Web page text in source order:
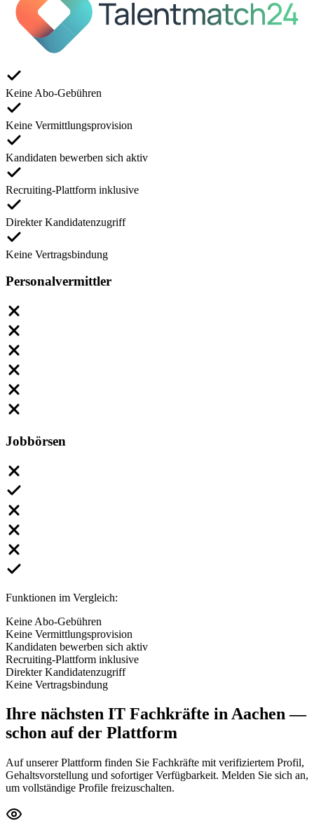
Keine Abo-Gebühren
Keine Vermittlungsprovision
Kandidaten bewerben sich aktiv
Recruiting-Plattform inklusive
Direkter Kandidatenzugriff
Keine Vertragsbindung
Personalvermittler
Jobbörsen
Funktionen im Vergleich:
Keine Abo-Gebühren
Keine Vermittlungsprovision
Kandidaten bewerben sich aktiv
Recruiting-Plattform inklusive
Direkter Kandidatenzugriff
Keine Vertragsbindung
Ihre nächsten IT Fachkräfte in Aachen—
schon auf der Plattform
Auf unserer Plattform finden Sie Fachkräfte mit verifiziertem Profil,
Gehaltsvorstellung und sofortiger Verfügbarkeit. Melden Sie sich an,
um vollständige Profile freizuschalten.